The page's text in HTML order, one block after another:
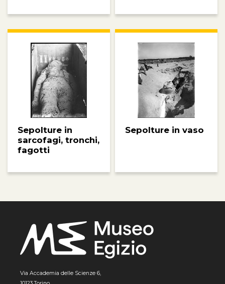
Sepolture in
sarcofagi, tronchi,
fagotti
Sepolture in vaso
Via Accademia delle Scienze 6,